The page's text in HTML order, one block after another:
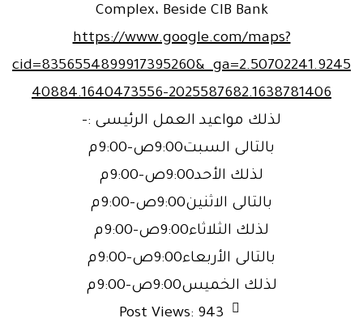
Complex، Beside CIB Bank‏
https://www.google.com/maps?
cid=8356554899917395260&_ga=2.50702241.9245
40884.1640473556-2025587682.1638781406
لذلك مواعيد العمل الرئيسى :-
بالتالى السبت9:00ص–9:00م
لذلك الأحد9:00ص–9:00م
بالتالى الاثنين9:00ص–9:00م
لذلك الثلاثاء9:00ص–9:00م
بالتالى الأربعاء9:00ص–9:00م
لذلك الخميس9:00ص–9:00م
Post Views: 943